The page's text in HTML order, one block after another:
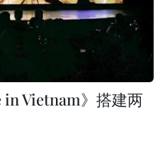
Vietnam》搭建两